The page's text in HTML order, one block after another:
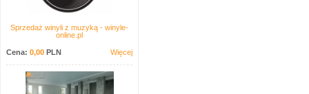
Sprzedaż winyli z muzyką - winyle-
online.pl
Cena: 0,00 PLN Więcej